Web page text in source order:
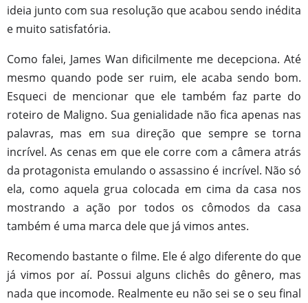
ideia junto com sua resolução que acabou sendo inédita
e muito satisfatória.
Como falei, James Wan dificilmente me decepciona. Até
mesmo quando pode ser ruim, ele acaba sendo bom.
Esqueci de mencionar que ele também faz parte do
roteiro de Maligno. Sua genialidade não fica apenas nas
palavras, mas em sua direção que sempre se torna
incrível. As cenas em que ele corre com a câmera atrás
da protagonista emulando o assassino é incrível. Não só
ela, como aquela grua colocada em cima da casa nos
mostrando a ação por todos os cômodos da casa
também é uma marca dele que já vimos antes.
Recomendo bastante o filme. Ele é algo diferente do que
já vimos por aí. Possui alguns clichês do gênero, mas
nada que incomode. Realmente eu não sei se o seu final